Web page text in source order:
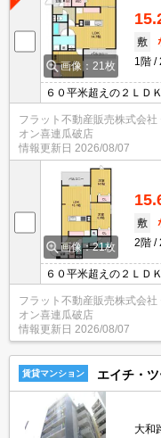
画像：21枚
敷
1階
６０平米超えの２ＬＤ
くん)・浴室テレビ・食
フラット不動産販売株式会社
オン喜連瓜破店
情報更新日 2026/08/07
画像：21枚
敷
2階
６０平米超えの２ＬＤ
くん)・浴室テレビ・食
フラット不動産販売株式会社
オン喜連瓜破店
情報更新日 2026/08/07
賃貸マンション エイチ・
大和